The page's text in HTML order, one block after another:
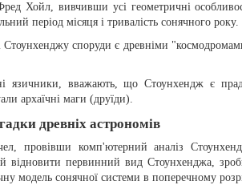
Хойл, вивчивши усі геометричні
період місяця і тривалість сонячного року.
Стоунхенджу споруди є древніми
язичники, вважають, що Стоунхендж є
архаїчні маги (друїди).
древніх астрономів
провівши комп'ютерний аналіз
відновити первинний вид Стоунхенджа,
модель сонячної системи в поперечному